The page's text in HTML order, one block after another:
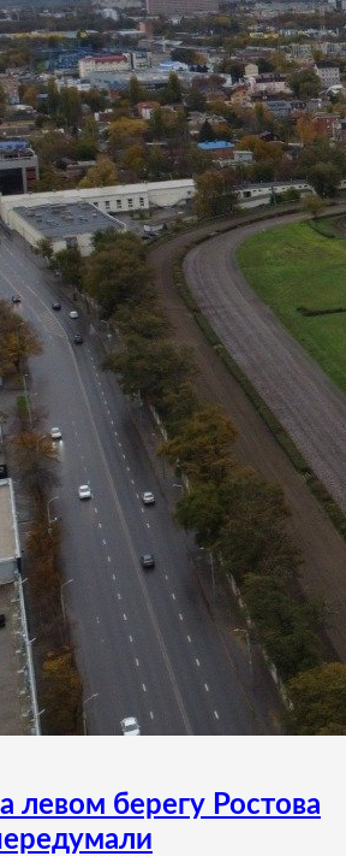
левом берегу Ростова